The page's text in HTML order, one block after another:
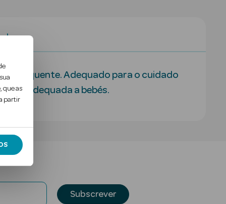
que as
partir
frequente. Adequado para o cuidado
e adequada a bebés.
Subscrever